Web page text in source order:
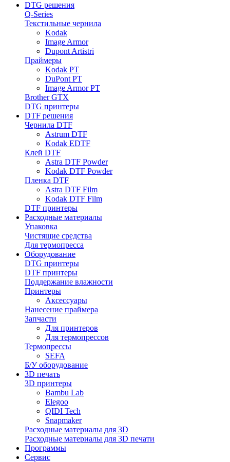
DTG решения
Q-Series
Текстильные чернила
Kodak
Image Armor
Dupont Artistri
Праймеры
Kodak PT
DuPont PT
Image Armor PT
Brother GTX
DTG принтеры
DTF решения
Чернила DTF
Astrum DTF
Kodak EDTF
Клей DTF
Astra DTF Powder
Kodak DTF Powder
Пленка DTF
Astra DTF Film
Kodak DTF Film
DTF принтеры
Расходные материалы
Упаковка
Чистящие средства
Для термопресса
Оборудование
DTG принтеры
DTF принтеры
Поддержание влажности
Принтеры
Аксессуары
Нанесение праймера
Запчасти
Для принтеров
Для термопрессов
Термопрессы
SEFA
Б/У оборудование
3D печать
3D принтеры
Bambu Lab
Elegoo
QIDI Tech
Snapmaker
Расходные материалы для 3D
Расходные материалы для 3D печати
Программы
Сервис